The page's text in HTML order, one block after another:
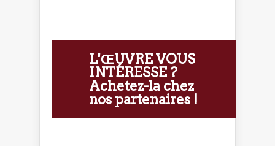
L'ŒUVRE VOUS
INTÉRESSE ?
Achetez-la chez
nos partenaires !